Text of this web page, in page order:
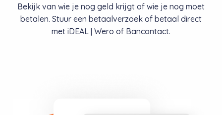
Bekijk van wie je nog geld krijgt of wie je nog moet
betalen. Stuur een betaalverzoek of betaal direct
met iDEAL | Wero of Bancontact.